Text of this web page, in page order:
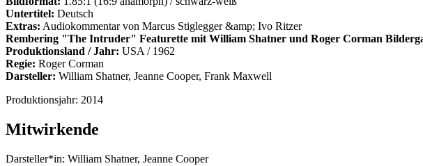
Untertitel: Deutsch
Extras: Audiokommentar von Marcus Stiglegger &amp; Ivo Ritzer
Rembering "The Intruder" Featurette mit William Shatner und Roger Corman
Produktionsland / Jahr: USA / 1962
Regie: Roger Corman
Darsteller: William Shatner, Jeanne Cooper, Frank Maxwell
Produktionsjahr: 2014
Mitwirkende
Darsteller*in: William Shatner, Jeanne Cooper